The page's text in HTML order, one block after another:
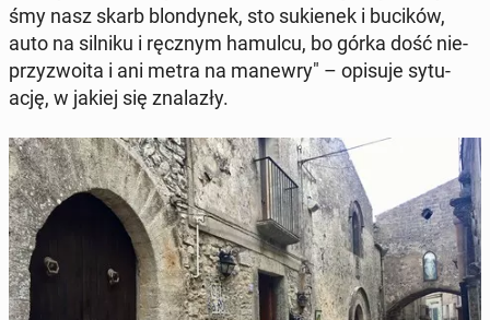
śmy nasz skarb blon­dy­nek, sto su­kie­nek i bucików,
auto na silniku i ręcznym hamulcu, bo górka dość nie­
przy­zwo­ita i ani metra na manewry" – opisuje sy­tu­
ację, w jakiej się zna­la­zły.